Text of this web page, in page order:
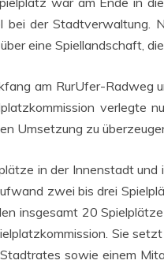
bei der Stadt­ver­wal­tung.
eine Spiel­land­schaft,
am RurU­fer-Rad­weg
ver­leg­te
Umset­zung zu
in der Innen­stadt
zwei bis drei
ins­ge­samt 20
Sie
sowie einem